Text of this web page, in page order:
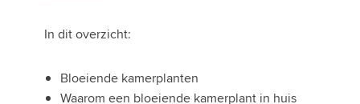
In dit overzicht:
Bloeiende kamerplanten
Waarom een bloeiende kamerplant in huis